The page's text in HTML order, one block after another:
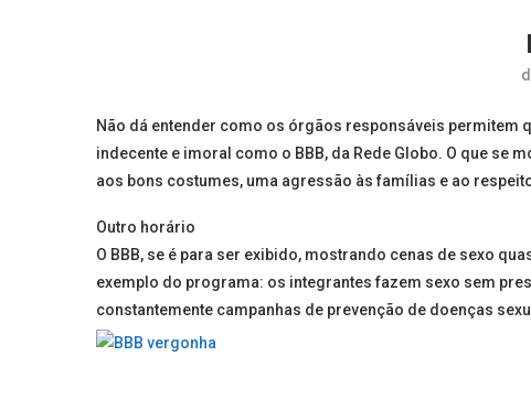
Não dá entender como os órgãos responsáveis permitem
indecente e imoral como o BBB, da Rede Globo. O que se
aos bons costumes, uma agressão às famílias e ao
Outro horário
O BBB, se é para ser exibido, mostrando cenas de sexo
exemplo do programa: os integrantes fazem sexo sem
constantemente campanhas de prevenção de doenças